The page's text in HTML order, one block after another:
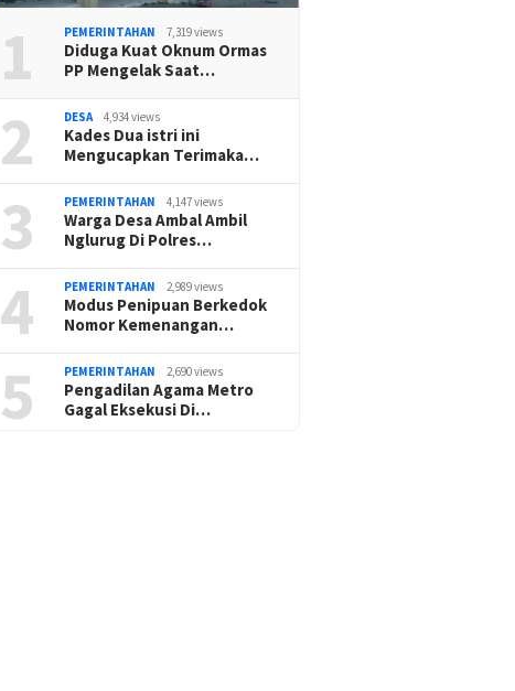
1 PEMERINTAHAN 7,319 views
Diduga Kuat Oknum Ormas
PP Mengelak Saat…
2 DESA 4,934 views
Kades Dua istri ini
Mengucapkan Terimaka…
3 PEMERINTAHAN 4,147 views
Warga Desa Ambal Ambil
Nglurug Di Polres…
4 PEMERINTAHAN 2,989 views
Modus Penipuan Berkedok
Nomor Kemenangan…
5 PEMERINTAHAN 2,690 views
Pengadilan Agama Metro
Gagal Eksekusi Di…